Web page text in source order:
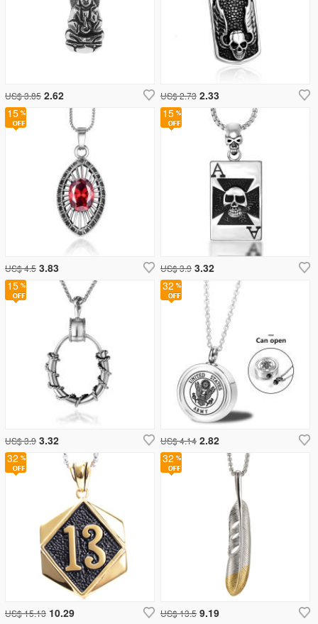
US$ 3.85 2.62 US$ 2.73 2.33
15
US$ 4.5 3.83
15
US$ 3.9 3.32
15
US$ 3.9 3.32
32
US$ 4.14 2.82
32
US$ 15.13 10.29
32
US$ 13.5 9.19